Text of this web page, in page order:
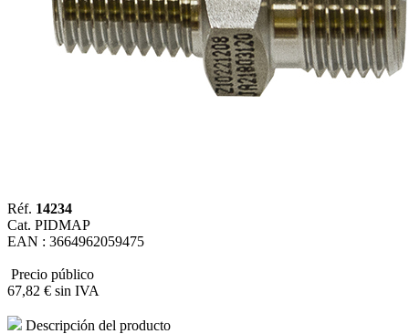
Réf. 14234
Cat. PIDMAP
EAN : 3664962059475
Precio público
67,82 € sin IVA
Descripción del producto